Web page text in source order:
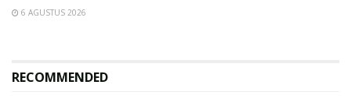
6 AGUSTUS 2026
RECOMMENDED